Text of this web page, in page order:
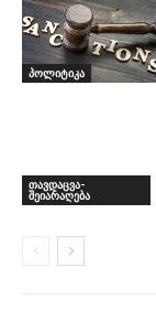
პოლიტიკა
თავდაცვა-
შეიარაღება